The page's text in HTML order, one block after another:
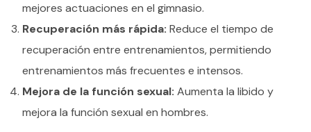
mejores actuaciones en el gimnasio.
Recuperación más rápida: Reduce el tiempo de
recuperación entre entrenamientos, permitiendo
entrenamientos más frecuentes e intensos.
Mejora de la función sexual: Aumenta la libido y
mejora la función sexual en hombres.